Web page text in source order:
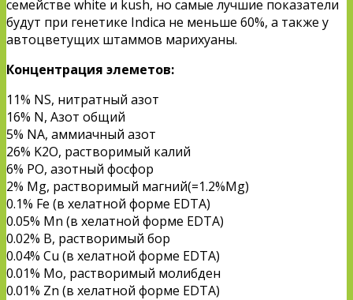
семействе white и kush, но самые лучшие показатели
будут при генетике Indica не меньше 60%, а также у
автоцветущих штаммов марихуаны.
Концентрация элеметов:
11% NS, нитратный азот
16% N, Азот общий
5% NA, аммиачный азот
26% K2O, растворимый калий
6% PO, азотный фосфор
2% Mg, растворимый магний(=1.2%Mg)
0.1% Fe (в хелатной форме EDTA)
0.05% Mn (в хелатной форме EDTA)
0.02% B, растворимый бор
0.04% Cu (в хелатной форме EDTA)
0.01% Mo, растворимый молибден
0.01% Zn (в хелатной форме EDTA)